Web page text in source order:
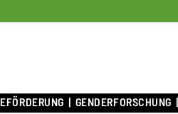
GENDERFORSCHUNG